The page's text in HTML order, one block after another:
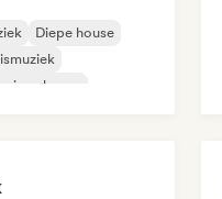
Diepe house
house